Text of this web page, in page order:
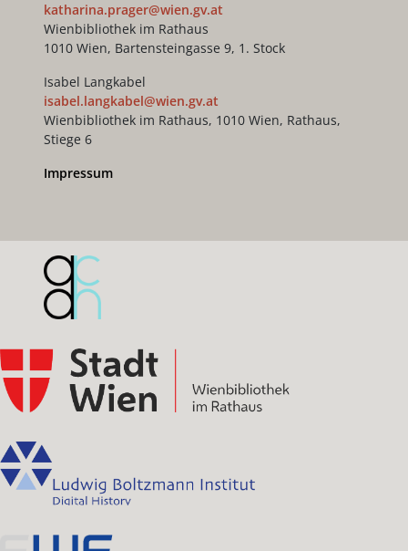
katharina.prager@wien.gv.at
Wienbibliothek im Rathaus
1010 Wien, Bartensteingasse 9, 1. Stock
Isabel Langkabel
isabel.langkabel@wien.gv.at
Wienbibliothek im Rathaus, 1010 Wien, Rathaus,
Stiege 6
Impressum